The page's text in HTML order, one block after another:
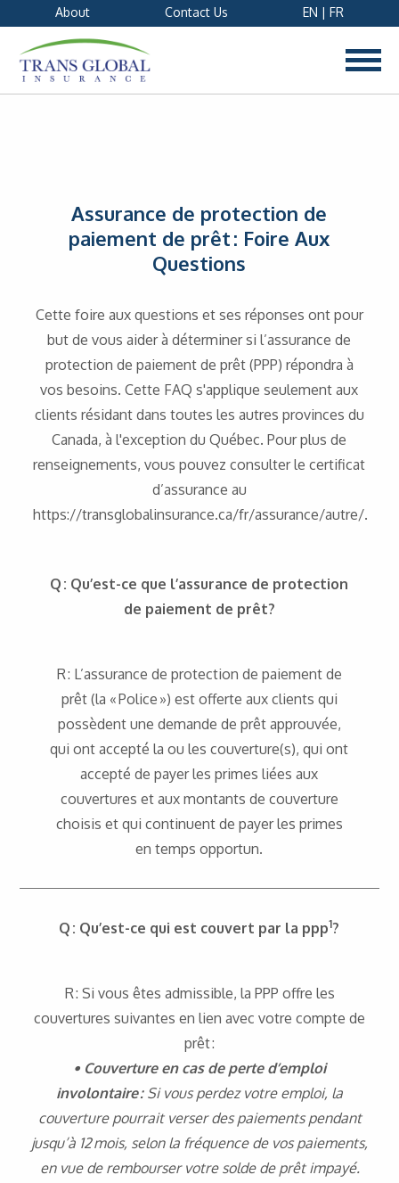
About Contact Us EN | FR
Assurance de protection de
paiement de prêt : Foire Aux
Questions
Cette foire aux questions et ses réponses ont pour
but de vous aider à déterminer si l’assurance de
protection de paiement de prêt (PPP) répondra à
vos besoins. Cette FAQ s'applique seulement aux
clients résidant dans toutes les autres provinces du
Canada, à l'exception du Québec. Pour plus de
renseignements, vous pouvez consulter le certificat
d’assurance au
https://transglobalinsurance.ca/fr/assurance/autre/.
Q : Qu’est-ce que l’assurance de protection
de paiement de prêt?
R : L’assurance de protection de paiement de
prêt (la « Police ») est offerte aux clients qui
possèdent une demande de prêt approuvée,
qui ont accepté la ou les couverture(s), qui ont
accepté de payer les primes liées aux
couvertures et aux montants de couverture
choisis et qui continuent de payer les primes
en temps opportun.
Q : Qu’est-ce qui est couvert par la ppp1?
R : Si vous êtes admissible, la PPP offre les
couvertures suivantes en lien avec votre compte de
prêt :
• Couverture en cas de perte d’emploi
involontaire :Si vous perdez votre emploi, la
couverture pourrait verser des paiements pendant
jusqu’à 12 mois, selon la fréquence de vos paiements,
en vue de rembourser votre solde de prêt impayé.